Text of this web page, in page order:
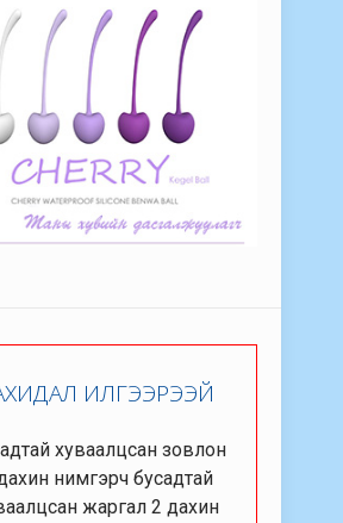
ИЛГЭЭРЭЭЙ
хуваалцсан зовлон
нимгэрч бусадтай
жаргал 2 дахин